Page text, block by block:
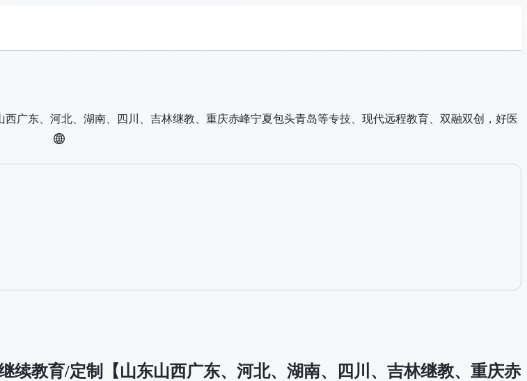
广东、河北、湖南、四川、吉林继教、重庆赤峰宁夏包头青岛等专技、现代远程教育、双融双创，好医
续教育/定制【山东山西广东、河北、湖南、四川、吉林继教、重庆赤